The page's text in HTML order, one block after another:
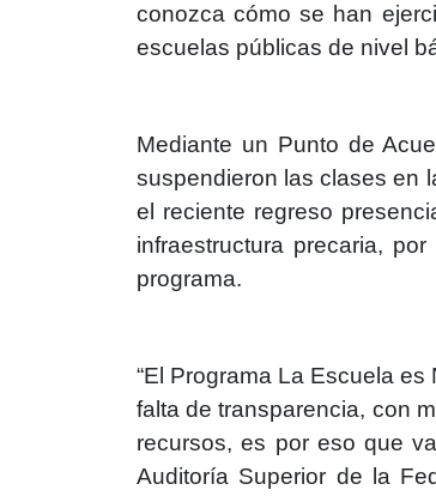
conozca cómo se han
escuelas públicas de nivel
Mediante un Punto de
suspendieron las clases en
el reciente regreso
infraestructura precaria,
programa.
“El Programa La Escuela
falta de transparencia, con
recursos, es por eso que
Auditoría Superior de la